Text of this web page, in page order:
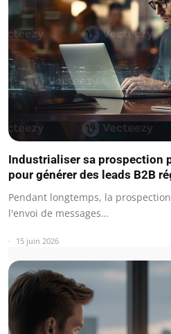
Industrialiser sa prospection
pour générer des leads B2B
Pendant longtemps, la
l'envoi de messages…
15 juin 2026